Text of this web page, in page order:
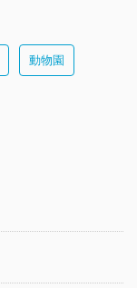
動物園